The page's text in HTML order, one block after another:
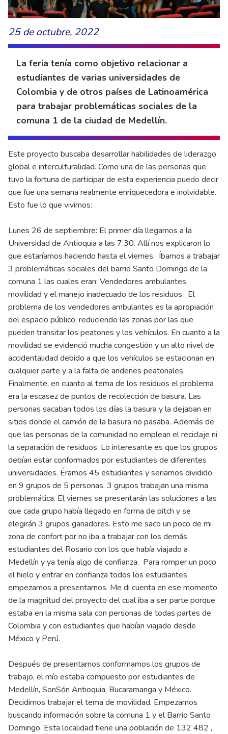
25 de octubre, 2022
La feria tenía como objetivo relacionar a
estudiantes de varias universidades de
Colombia y de otros países de Latinoamérica
para trabajar problemáticas sociales de la
comuna 1 de la ciudad de Medellín.
Este proyecto buscaba desarrollar habilidades de liderazgo
global e interculturalidad. Como una de las personas que
tuvo la fortuna de participar de esta experiencia puedo decir
que fue una semana realmente enriquecedora e inolvidable.
Esto fue lo que vivimos:
Lunes 26 de septiembre: El primer día llegamos a la
Universidad de Antioquia a las 7:30. Allí nos explicaron lo
que estaríamos haciendo hasta el viernes. Íbamos a trabajar
3 problemáticas sociales del barrio Santo Domingo de la
comuna 1 las cuales eran: Vendedores ambulantes,
movilidad y el manejo inadecuado de los residuos. El
problema de los vendedores ambulantes es la apropiación
del espacio público, reduciendo las zonas por las que
pueden transitar los peatones y los vehículos. En cuanto a la
movilidad se evidenció mucha congestión y un alto nivel de
accidentalidad debido a que los vehículos se estacionan en
cualquier parte y a la falta de andenes peatonales.
Finalmente, en cuanto al tema de los residuos el problema
era la escasez de puntos de recolección de basura. Las
personas sacaban todos los días la basura y la dejaban en
sitios donde el camión de la basura no pasaba. Además de
que las personas de la comunidad no emplean el reciclaje ni
la separación de residuos. Lo interesante es que los grupos
debían estar conformados por estudiantes de diferentes
universidades. Éramos 45 estudiantes y seriamos dividido
en 9 grupos de 5 personas, 3 grupos trabajan una misma
problemática. El viernes se presentarán las soluciones a las
que cada grupo había llegado en forma de pitch y se
elegirán 3 grupos ganadores. Esto me saco un poco de mi
zona de confort por no iba a trabajar con los demás
estudiantes del Rosario con los que había viajado a
Medellín y ya tenía algo de confianza. Para romper un poco
el hielo y entrar en confianza todos los estudiantes
empezamos a presentarnos. Me di cuenta en ese momento
de la magnitud del proyecto del cual iba a ser parte porque
estaba en la misma sala con personas de todas partes de
Colombia y con estudiantes que habían viajado desde
México y Perú.
Después de presentarnos conformamos los grupos de
trabajo, el mío estaba compuesto por estudiantes de
Medellín, SonSón Antioquia, Bucaramanga y México.
Decidimos trabajar el tema de movilidad. Empezamos
buscando información sobre la comuna 1 y el Barrio Santo
Domingo. Esta localidad tiene una población de 132 482 ,